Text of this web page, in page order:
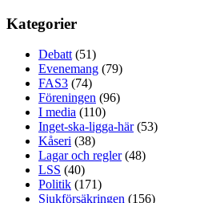
Kategorier
Debatt (51)
Evenemang (79)
FAS3 (74)
Föreningen (96)
I media (110)
Inget-ska-ligga-här(53)
Kåseri (38)
Lagar och regler(48)
LSS (40)
Politik (171)
Sjukförsäkringen (156)